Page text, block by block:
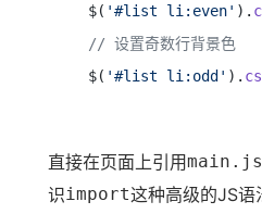
$( '#list li:even' ).
// 设置奇数行背景色
$( '#list li:odd' ).
直接在页面上引用main.js
识import这种高级的JS